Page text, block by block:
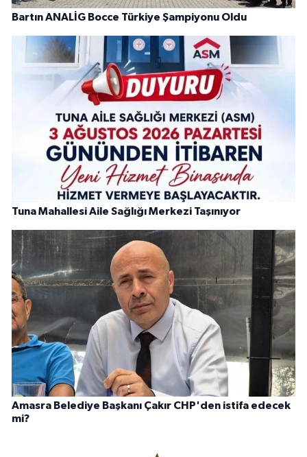
Bartın ANALİG Bocce Türkiye Şampiyonu Oldu
Tuna Mahallesi Aile Sağlığı Merkezi Taşınıyor
Amasra Belediye Başkanı Çakır CHP'den istifa edecek
mi?